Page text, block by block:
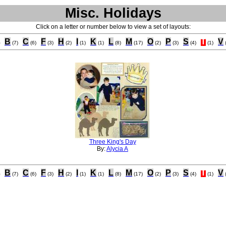
Misc. Holidays
Click on a letter or number below to view a set of layouts:
B (7) C (6) F (3) H (2) (1) K (1) L (8) M (17) O (2) P (3) S (4) T (1) V
Three King's Day
By:Alycia A
B (7) C (6) F (3) H (2) (1) K (1) L (8) M (17) O (2) P (3) S (4) T (1) V